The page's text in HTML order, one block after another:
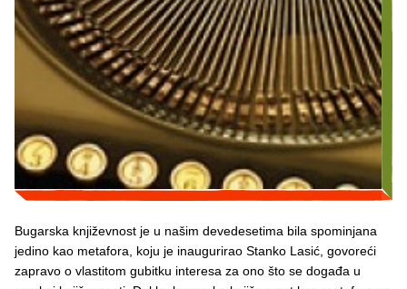
Bugarska književnost je u našim devedesetima bila spominjana
jedino kao metafora, koju je inaugurirao Stanko Lasić, govoreći
zapravo o vlastitom gubitku interesa za ono što se događa u